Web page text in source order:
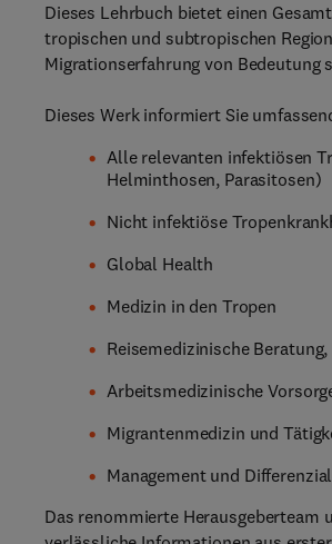
Dieses Lehrbuch bietet einen
tropischen und subtropischen
Migrationserfahrung von Bedeutung
Dieses Werk informiert Sie
Alle relevanten infektiösen
Helminthosen, Parasitosen)
Nicht infektiöse
Global Health
Medizin in den Tropen
Reisemedizinische
Arbeitsmedizinische
Migrantenmedizin und
Management und
Das renommierte